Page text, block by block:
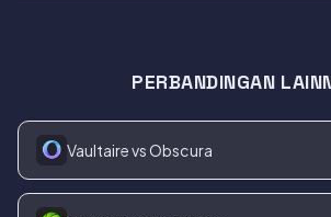
PERBANDINGAN
Vaultaire vs Obscura